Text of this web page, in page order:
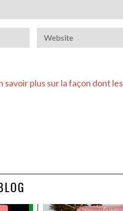
savoir plus sur la façon dont les